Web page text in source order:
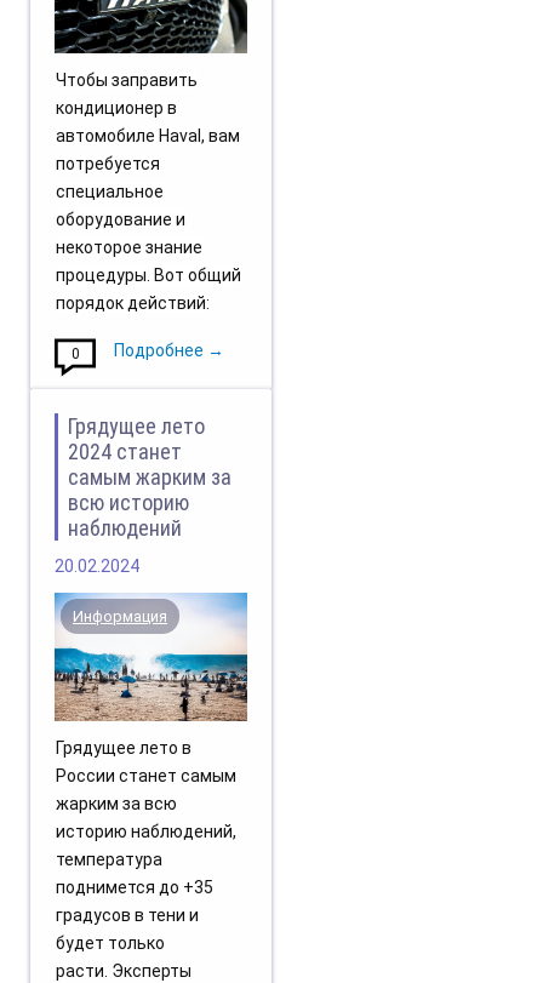
Чтобы заправить
кондиционер в
автомобиле Haval, вам
потребуется
специальное
оборудование и
некоторое знание
процедуры. Вот общий
порядок действий:
0 Подробнее →
Грядущее лето
2024 станет
самым жарким за
всю историю
наблюдений
20.02.2024
Информация
Грядущее лето в
России станет самым
жарким за всю
историю наблюдений,
температура
поднимется до +35
градусов в тени и
будет только
расти. Эксперты